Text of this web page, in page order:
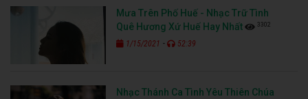
Mưa Trên Phố Huế - Nhạc Trữ Tình
Quê Hương Xứ Huế Hay Nhất
3302
1/15/2021 - 52:39
Nhạc Thánh Ca Tình Yêu Thiên Chúa